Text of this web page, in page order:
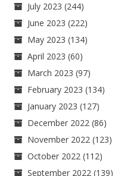
July 2023 (244)
June 2023 (222)
May 2023 (134)
April 2023 (60)
March 2023 (97)
February 2023 (134)
January 2023 (127)
December 2022 (86)
November 2022 (123)
October 2022 (112)
September 2022 (139)